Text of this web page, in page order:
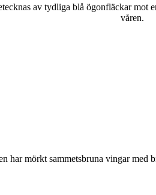
av tydliga blå ögonfläckar
våren.
har mörkt sammetsbruna vingar med